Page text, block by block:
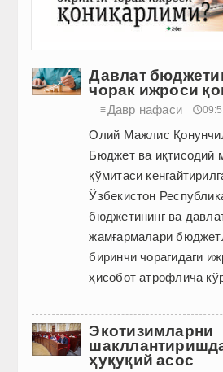
Давлат
чорак ижроси
≡ Давр нафаси
Олий Мажлис
Бюджет ва иқтисодий
қўмитаси
Ўзбекистон
бюджетининг ва
жамғармалари
биринчи чорагидаги
ҳисобот атрофлича
Экотизимларни
ҳуқуқий асос